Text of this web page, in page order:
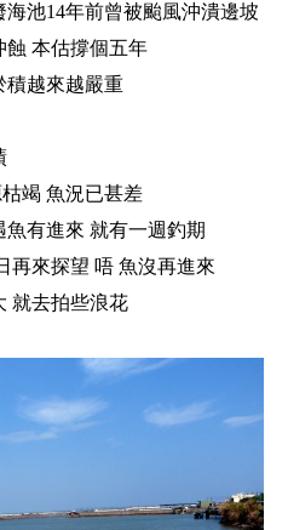
海池14年前曾被颱風沖潰邊坡
蝕 本估撐個五年
積越來越嚴重
竭 魚況已甚差
有進來 就有一週釣期
再來探望 唔 魚沒再進來
就去拍些浪花